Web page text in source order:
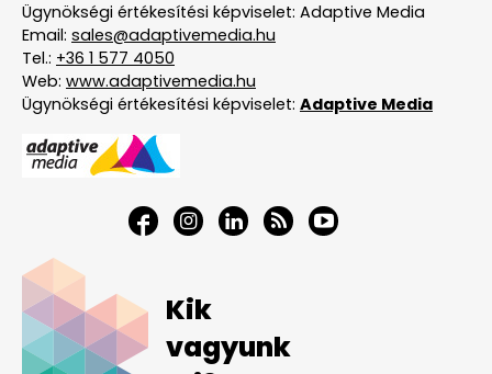
Ügynökségi értékesítési képviselet: Adaptive Media
Email: sales@adaptivemedia.hu
Tel.: +36 1 577 4050
Web: www.adaptivemedia.hu
Ügynökségi értékesítési képviselet: Adaptive Media
Kik
vagyunk